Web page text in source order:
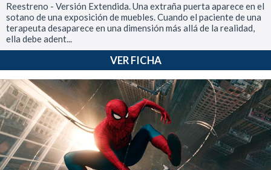
Reestreno - Versión Extendida. Una extraña puerta aparece en el
sotano de una exposición de muebles. Cuando el paciente de una
terapeuta desaparece en una dimensión más allá de la realidad,
ella debe adent...
VER FICHA